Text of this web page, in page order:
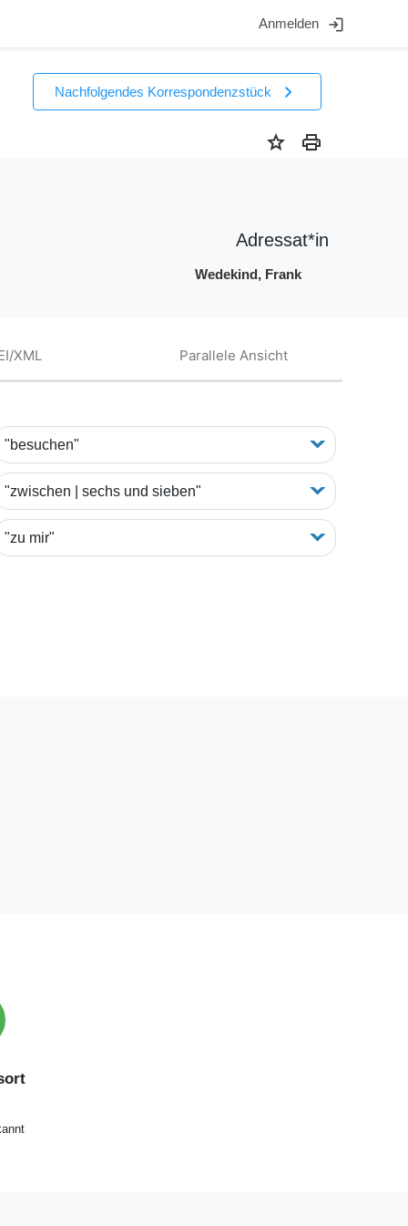
Anmelden login
Nachfolgendes Korrespondenzstück chevron_right
star print
Adressat*in
Wedekind, Frank
XML Parallele Ansicht
"besuchen"
"zwischen | sechs und sieben"
"zu mir"